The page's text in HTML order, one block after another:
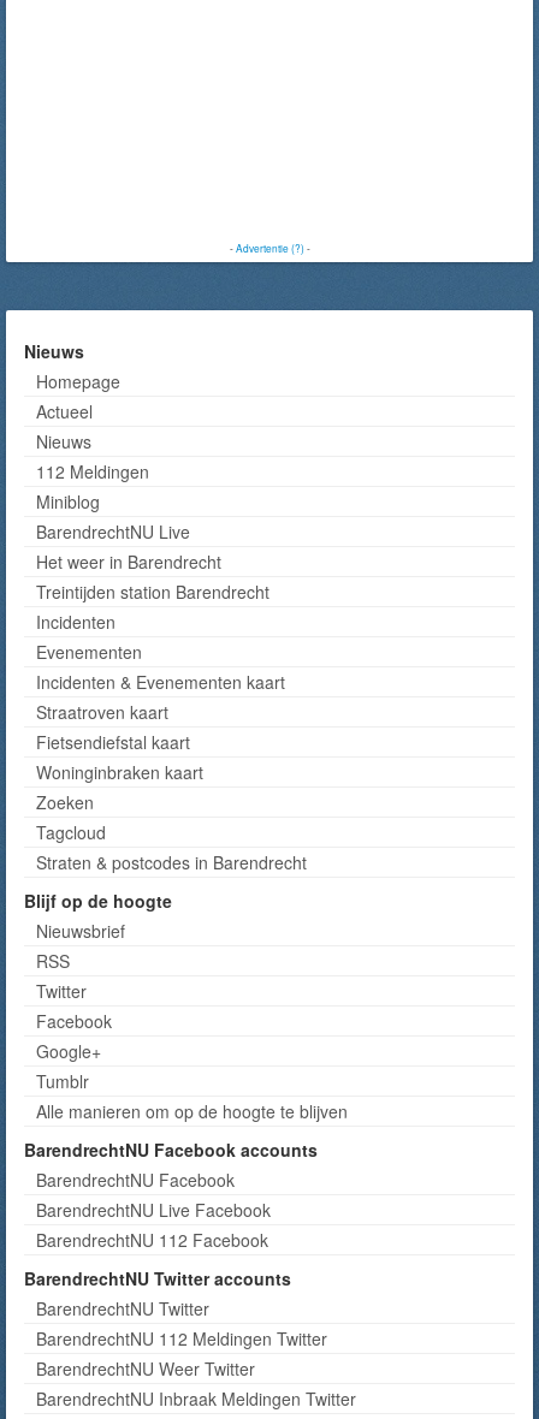
-Advertentie (?)-
Nieuws
Homepage
Actueel
Nieuws
112 Meldingen
Miniblog
BarendrechtNU Live
Het weer in Barendrecht
Treintijden station Barendrecht
Incidenten
Evenementen
Incidenten & Evenementen kaart
Straatroven kaart
Fietsendiefstal kaart
Woninginbraken kaart
Zoeken
Tagcloud
Straten & postcodes in Barendrecht
Blijf op de hoogte
Nieuwsbrief
RSS
Twitter
Facebook
Google+
Tumblr
Alle manieren om op de hoogte te blijven
BarendrechtNU Facebook accounts
BarendrechtNU Facebook
BarendrechtNU Live Facebook
BarendrechtNU 112 Facebook
BarendrechtNU Twitter accounts
BarendrechtNU Twitter
BarendrechtNU 112 Meldingen Twitter
BarendrechtNU Weer Twitter
BarendrechtNU Inbraak Meldingen Twitter